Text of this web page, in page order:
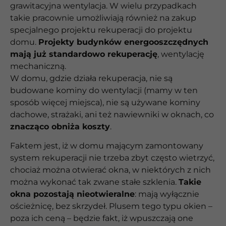
grawitacyjna wentylacja. W wielu przypadkach
takie pracownie umożliwiają również na zakup
specjalnego projektu rekuperacji do projektu
domu. Projekty budynków energooszczędnych
mają już standardowo rekuperację, wentylację
mechaniczną.
W domu, gdzie działa rekuperacja, nie są
budowane kominy do wentylacji (mamy w ten
sposób więcej miejsca), nie są używane kominy
dachowe, strażaki, ani też nawiewniki w oknach, co
znacząco obniża koszty.
Faktem jest, iż w domu mającym zamontowany
system rekuperacji nie trzeba zbyt często wietrzyć,
chociaż można otwierać okna, w niektórych z nich
można wykonać tak zwane stałe szklenia. Takie
okna pozostają nieotwieralne: mają wyłącznie
ościeżnicę, bez skrzydeł. Plusem tego typu okien –
poza ich ceną – będzie fakt, iż wpuszczają one